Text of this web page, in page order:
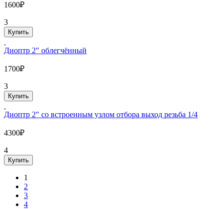
1600₽
3
Купить
Диоптр 2" облегчённый
1700₽
3
Купить
Диоптр 2" со встроенным узлом отбора выход резьба 1/4
4300₽
4
Купить
1
2
3
4